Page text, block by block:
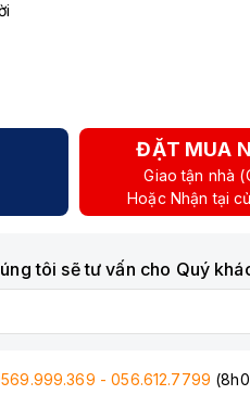
ĐẶT MUA
Giao tận nhà
Hoặc Nhận tại
tôi sẽ tư vấn cho Quý
- 056.612.7799